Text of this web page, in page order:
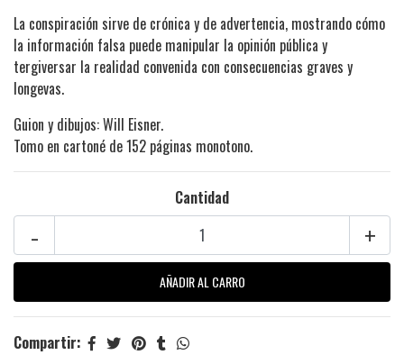
La conspiración sirve de crónica y de advertencia, mostrando cómo
la información falsa puede manipular la opinión pública y
tergiversar la realidad convenida con consecuencias graves y
longevas.
Guion y dibujos: Will Eisner.
Tomo en cartoné de 152 páginas monotono.
Cantidad
+
-
Compartir: